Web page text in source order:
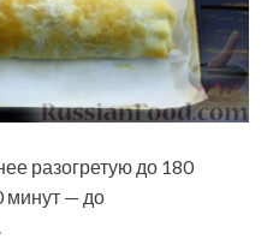
разогретую до 180
минут — до